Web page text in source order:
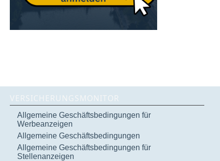
VERSICHERUNGSMONITOR
Allgemeine Geschäftsbedingungen für
Werbeanzeigen
Allgemeine Geschäftsbedingungen
Allgemeine Geschäftsbedingungen für
Stellenanzeigen